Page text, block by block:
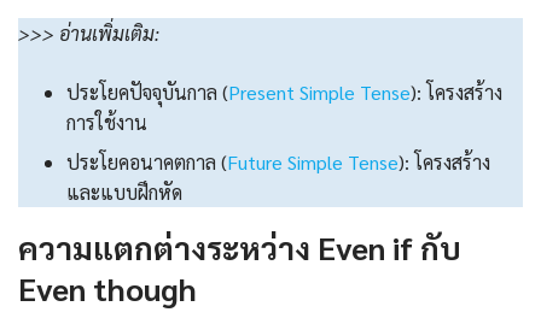
>>> อ่านเพิ่มเติม:
ประโยคปัจจุบันกาล (Present Simple Tense): โครงสร้าง
การใช้งาน
ประโยคอนาคตกาล (Future Simple Tense): โครงสร้าง
และแบบฝึกหัด
ความแตกต่างระหว่าง Even if กับ
Even though